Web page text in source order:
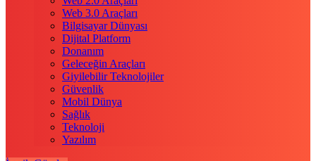
Web 3.0 Araçları
Bilgisayar Dünyası
Dijital Platform
Donanım
Geleceğin Araçları
Giyilebilir Teknolojiler
Güvenlik
Mobil Dünya
Sağlık
Teknoloji
Yazılım